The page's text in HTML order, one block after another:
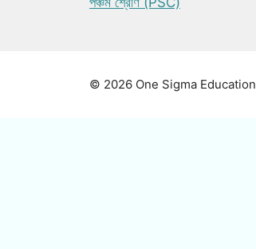
© 2026 One Sigma Education